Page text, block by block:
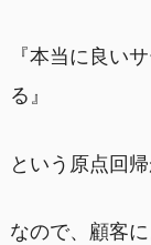
『本当に良い
る』
という原点回
なので、顧客